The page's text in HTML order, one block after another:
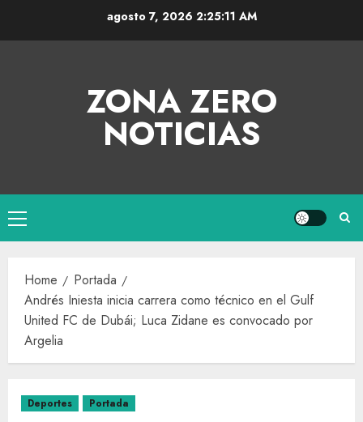
agosto 7, 2026 2:25:11 AM
ZONA ZERO
NOTICIAS
Home
Portada
Andrés Iniesta inicia carrera como técnico en el Gulf
United FC de Dubái; Luca Zidane es convocado por
Argelia
Deportes Portada